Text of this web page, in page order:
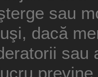
sau
dacă